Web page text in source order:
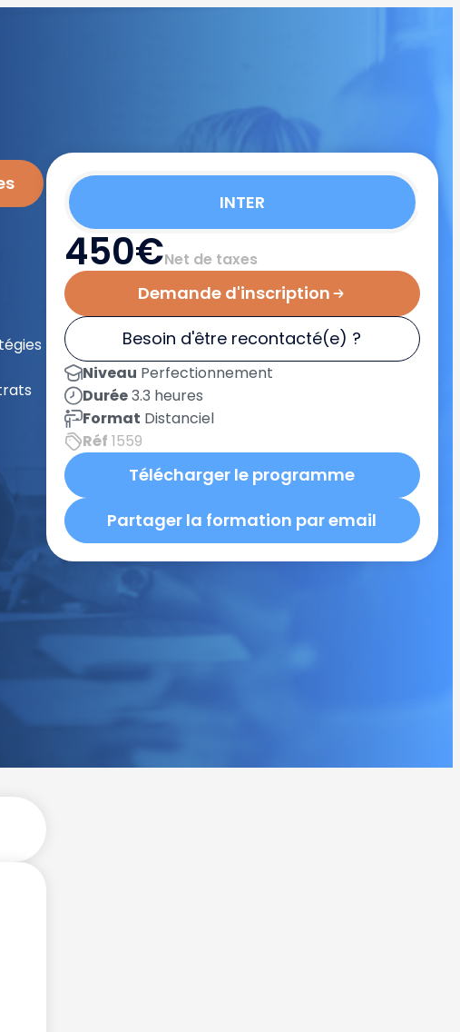
INTER
450€Net de taxes
Demande d'inscription
Besoin d'être recontacté(e) ?
Niveau Perfectionnement
Durée3.3 heures
Format Distanciel
Réf 1559
Télécharger le programme
Partager la formation par email